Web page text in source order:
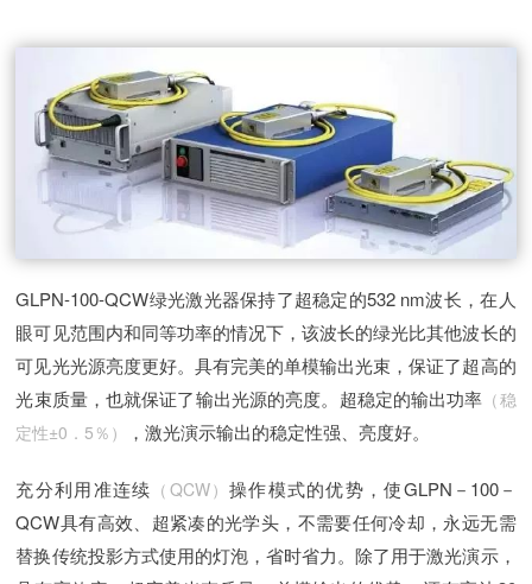
GLPN-100-QCW绿光激光器保持了超稳定的532 nm波长，在人
眼可见范围内和同等功率的情况下，该波长的绿光比其他波长的
可见光光源亮度更好。具有完美的单模输出光束，保证了超高的
光束质量，也就保证了输出光源的亮度。超稳定的输出功率 （稳
定性±0．5％）
，激光演示输出的稳定性强、亮度好。
充分利用准连续 （QCW）操作模式的优势，使GLPN－100－
QCW具有高效、超紧凑的光学头，不需要任何冷却，永远无需
替换传统投影方式使用的灯泡，省时省力。除了用于激光演示，